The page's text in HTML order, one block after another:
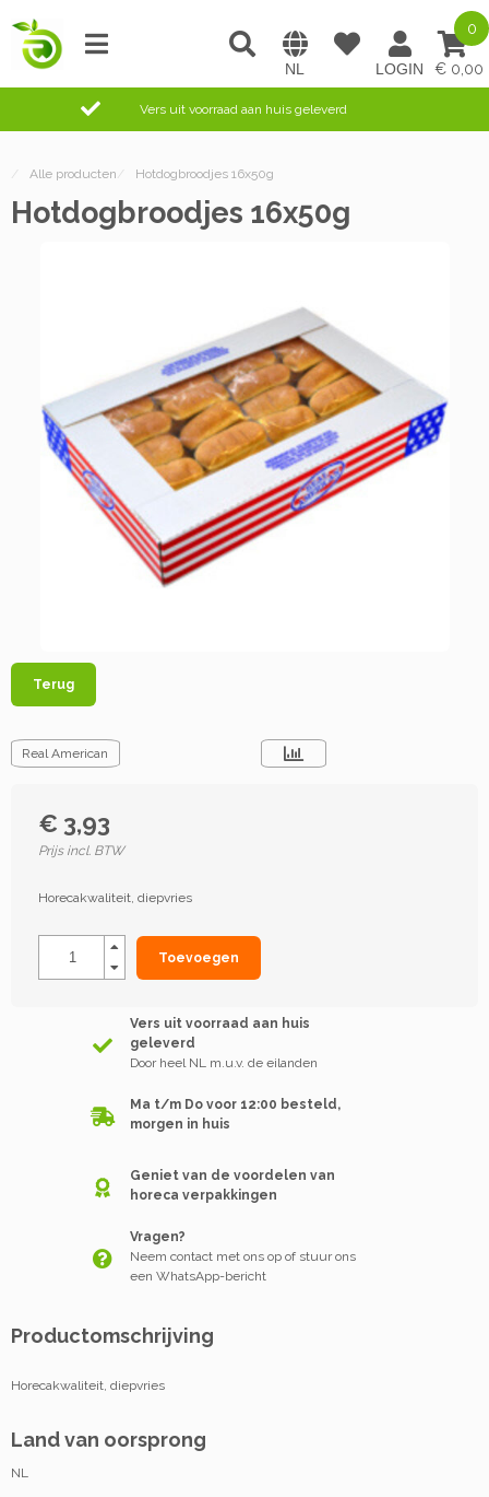
0,00
0
Vers uit voorraad aan huis geleverd
/ Alle producten / Hotdogbroodjes 16x50g
Hotdogbroodjes 16x50g
Terug
Real American
€ 3,93
Prijs incl. BTW
Horecakwaliteit, diepvries
Toevoegen
Vers uit voorraad aan huis
geleverd
Door heel NL m.u.v. de eilanden
Ma t/m Do voor 12:00 besteld,
morgen in huis
Geniet van de voordelen van
horeca verpakkingen
Vragen?
Neem contact met ons op of stuur ons
een WhatsApp-bericht
Productomschrijving
Horecakwaliteit, diepvries
Land van oorsprong
NL